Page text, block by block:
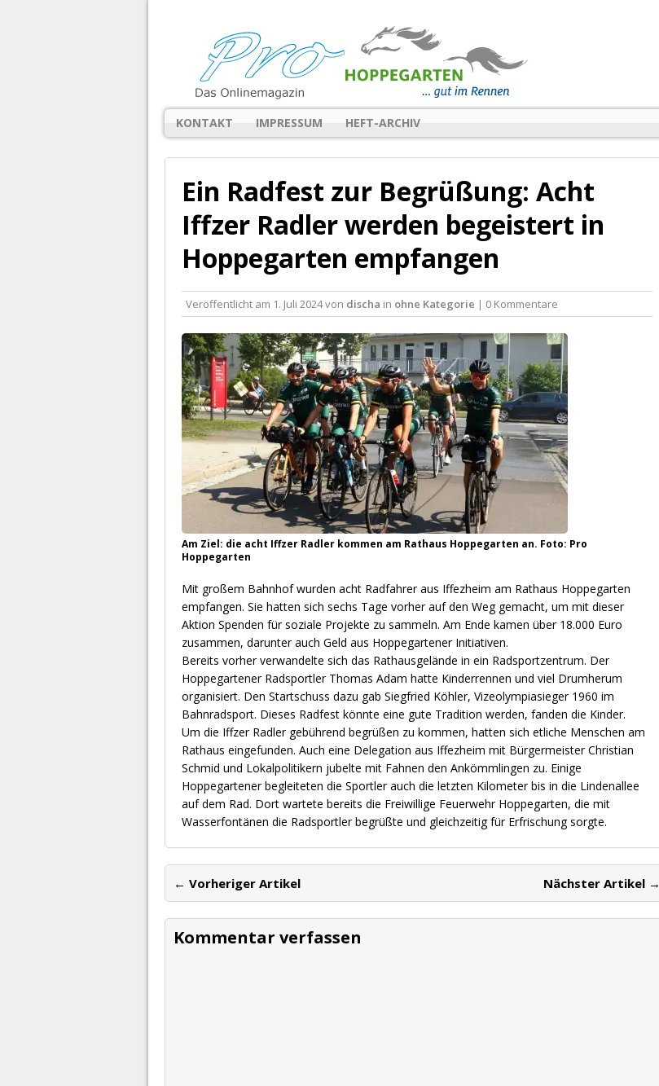
KONTAKT IMPRESSUM HEFT-ARCHIV
Ein Radfest zur Begrüßung: Acht
Iffzer Radler werden begeistert in
Hoppegarten empfangen
Veröffentlicht am 1. Juli 2024von discha in ohne Kategorie | 0 Kommentare
Am Ziel: die acht Iffzer Radler kommen am Rathaus Hoppegarten an. Foto: Pro
Hoppegarten
Mit großem Bahnhof wurden acht Radfahrer aus Iffezheim am Rathaus Hoppegarten
empfangen. Sie hatten sich sechs Tage vorher auf den Weg gemacht, um mit dieser
Aktion Spenden für soziale Projekte zu sammeln. Am Ende kamen über 18.000 Euro
zusammen, darunter auch Geld aus Hoppegartener Initiativen.
Bereits vorher verwandelte sich das Rathausgelände in ein Radsportzentrum. Der
Hoppegartener Radsportler Thomas Adam hatte Kinderrennen und viel Drumherum
organisiert. Den Startschuss dazu gab Siegfried Köhler, Vizeolympiasieger 1960 im
Bahnradsport. Dieses Radfest könnte eine gute Tradition werden, fanden die Kinder.
Um die Iffzer Radler gebührend begrüßen zu kommen, hatten sich etliche Menschen am
Rathaus eingefunden. Auch eine Delegation aus Iffezheim mit Bürgermeister Christian
Schmid und Lokalpolitikern jubelte mit Fahnen den Ankömmlingen zu. Einige
Hoppegartener begleiteten die Sportler auch die letzten Kilometer bis in die Lindenallee
auf dem Rad. Dort wartete bereits die Freiwillige Feuerwehr Hoppegarten, die mit
Wasserfontänen die Radsportler begrüßte und gleichzeitig für Erfrischung sorgte.
← Vorheriger Artikel Nächster Artikel →
Kommentar verfassen